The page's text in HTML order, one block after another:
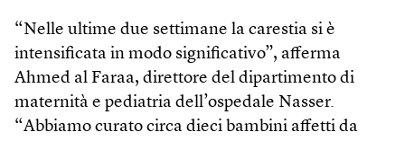
“Nelle ultime due settimane la carestia si è
intensificata in modo significativo”, afferma
Ahmed al Faraa, direttore del dipartimento di
maternità e pediatria dell’ospedale Nasser.
“Abbiamo curato circa dieci bambini affetti da